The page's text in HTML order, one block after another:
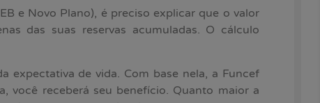
e Novo Plano), é preciso explicar que o valor
das suas reservas acumuladas. O cálculo
expectativa de vida. Com base nela, a Funcef
você receberá seu benefício. Quanto maior a